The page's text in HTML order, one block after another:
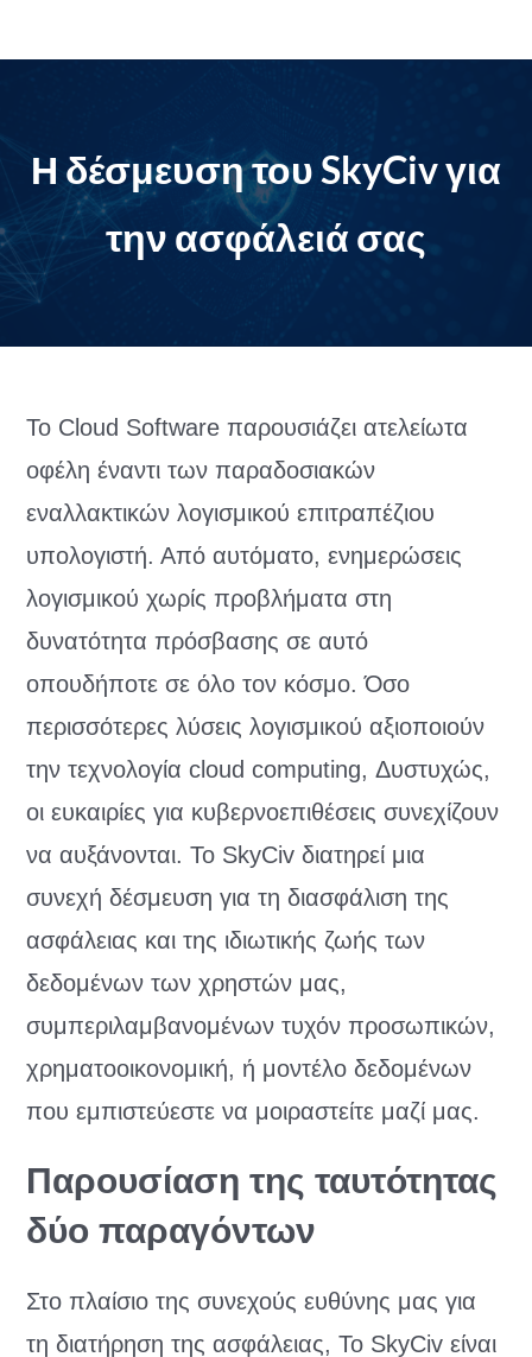
Η δέσμευση του SkyCiv για
την ασφάλειά σας
Το Cloud Software παρουσιάζει ατελείωτα
οφέλη έναντι των παραδοσιακών
εναλλακτικών λογισμικού επιτραπέζιου
υπολογιστή. Από αυτόματο, ενημερώσεις
λογισμικού χωρίς προβλήματα στη
δυνατότητα πρόσβασης σε αυτό
οπουδήποτε σε όλο τον κόσμο. Όσο
περισσότερες λύσεις λογισμικού αξιοποιούν
την τεχνολογία cloud computing, Δυστυχώς,
οι ευκαιρίες για κυβερνοεπιθέσεις συνεχίζουν
να αυξάνονται. Το SkyCiv διατηρεί μια
συνεχή δέσμευση για τη διασφάλιση της
ασφάλειας και της ιδιωτικής ζωής των
δεδομένων των χρηστών μας,
συμπεριλαμβανομένων τυχόν προσωπικών,
χρηματοοικονομική, ή μοντέλο δεδομένων
που εμπιστεύεστε να μοιραστείτε μαζί μας.
Παρουσίαση της ταυτότητας
δύο παραγόντων
Στο πλαίσιο της συνεχούς ευθύνης μας για
τη διατήρηση της ασφάλειας, Το SkyCiv είναι